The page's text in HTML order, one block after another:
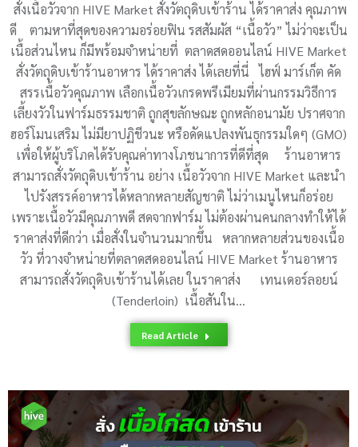
สั่งเนื้อวัวจาก HIVE Market สั่งวัตถุดิบเข้าร้าน ได้ราคาส่ง คุณภาพ
ดี ตามหาที่สุดของความอร่อยฟิน รสสัมผัส “เนื้อวัว” ไม่ว่าจะเป็น
เนื้อส่วนไหน ก็มีพร้อมจำหน่ายที่ ตลาดสดออนไลน์ HIVE Market
สั่งวัตถุดิบเข้าร้านอาหาร ได้ราคาส่ง ได้เลยที่นี่ ไฮฟ์ มาร์เก็ต คัด
สรรเนื้อวัวคุณภาพ เลือกเนื้อวัวเกรดพรีเมียมที่ผ่านกรรมวิธีการ
เลี้ยงวัวในฟาร์มธรรมชาติ ถูกสุขลักษณะ ถูกหลักอนามัย ปราศจาก
ฮอร์โมนเสริม ไม่มียาปฏิชีวนะ หรือดัดแปลงพันธุกรรมใดๆ (GMO)
เพื่อให้ผู้บริโภคได้รับคุณค่าทางโภชนาการที่ดีที่สุด ร้านอาหาร
สามารถสั่งวัตถุดิบเข้าร้าน อย่าง เนื้อวัวจาก HIVE Market และนำ
ไปรังสรรค์อาหารได้หลากหลายสัญชาติ ไม่ว่าเมนูไหนก็อร่อย
เพราะเนื้อวัวมีคุณภาพดี สดจากฟาร์ม ไม่ต้องผ่านคนกลางทำให้ได้
ราคาส่งที่ดีกว่า เมื่อสั่งในจำนวนมากขึ้น หลากหลายส่วนของเนื้อ
วัว ที่วางจำหน่ายที่ตลาดสดออนไลน์ HIVE Market ร้านอาหาร
สามารถสั่งวัตถุดิบเข้าร้านได้เลย ในราคาส่ง เทนเดอร์ลอยน์
(Tenderloin) เนื้อสันใน…
Read Article